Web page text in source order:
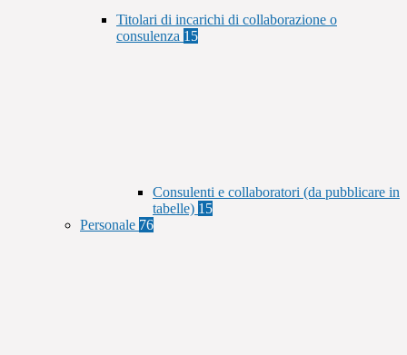
Titolari di incarichi di collaborazione o
consulenza 15
Consulenti e collaboratori (da pubblicare in
tabelle) 15
Personale 76